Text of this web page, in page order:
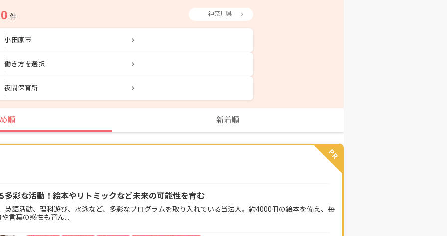
0 件 神奈川県
小田原市
働き方を選択
夜間保育所
順 新着順
PR
多彩な活動！絵本やリトミックなど未来の可能性を育む
英語活動、理科遊び、水泳など、多彩なプログラムを取り入れている当法人。約4000冊の絵本を備え、毎
言葉の感性も育ん…